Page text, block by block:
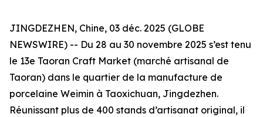
JINGDEZHEN, Chine, 03 déc. 2025 (GLOBE
NEWSWIRE) -- Du 28 au 30 novembre 2025 s’est tenu
le 13e Taoran Craft Market (marché artisanal de
Taoran) dans le quartier de la manufacture de
porcelaine Weimin à Taoxichuan, Jingdezhen.
Réunissant plus de 400 stands d’artisanat original, il